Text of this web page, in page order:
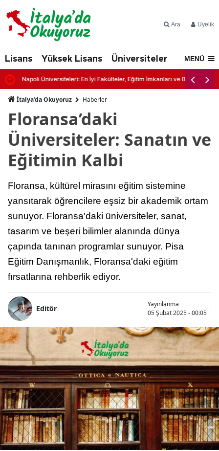
Ara Üyelik
Lisans Yüksek Lisans Üniversiteler İtalya'da
MENÜ
Napoli Üniversiteleri: En İyi Fakülteler, Eğitim İmkanları ve Başvuru
İtalya’da Okuyoruz Haberler
Floransa’daki
Üniversiteler: Sanatın ve
Eğitimin Kalbi
Floransa, kültürel mirasını eğitim sistemine
yansıtarak öğrencilere eşsiz bir akademik ortam
sunuyor. Floransa'daki üniversiteler, sanat,
tasarım ve beşeri bilimler alanında dünya
çapında tanınan programlar sunuyor. Pisa
Eğitim Danışmanlık, Floransa'daki eğitim
fırsatlarına rehberlik ediyor.
Editör
Yayınlanma
05 Şubat 2025 - 00:05